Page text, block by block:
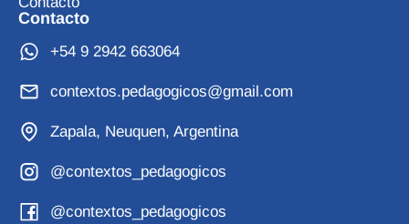
Contacto
+54 9 2942 663064
contextos.pedagogicos@gmail.com
Zapala, Neuquen, Argentina
@contextos_pedagogicos
@contextos_pedagogicos